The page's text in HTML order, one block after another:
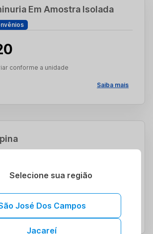
Em Amostra Isolada
conforme a unidade
Saiba mais
conforme a unidade
Saiba mais
Selecione sua região
José Dos Campos
Jacareí